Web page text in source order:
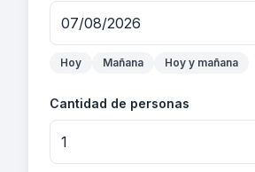
Hoy Mañana Hoy y mañana
Cantidad de personas